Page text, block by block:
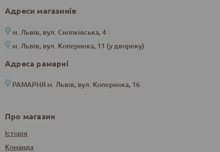
Адреси магазинів
м. Львів, вул. Снопківська, 4
м. Львів, вул. Коперника, 11 (у дворику)
Адреса рамарні
РАМАРНЯ м. Львів, вул. Коперника, 16
Про магазин
Історія
Команда